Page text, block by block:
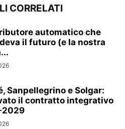
CORRELATI
automatico che
il futuro (e la nostra
Sanpellegrino e Solgar:
il contratto integrativo